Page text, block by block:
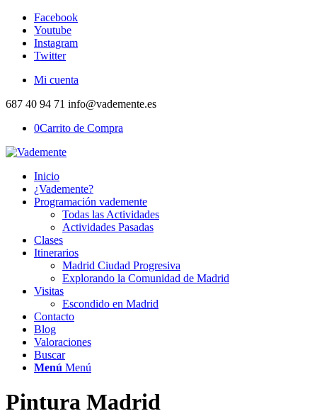
Facebook
Youtube
Instagram
Twitter
Mi cuenta
687 40 94 71 info@vademente.es
0Carrito de Compra
Inicio
¿Vademente?
Programación vademente
Todas las Actividades
Actividades Pasadas
Clases
Itinerarios
Madrid Ciudad Progresiva
Explorando la Comunidad de Madrid
Visitas
Escondido en Madrid
Contacto
Blog
Valoraciones
Buscar
Menú Menú
Pintura Madrid